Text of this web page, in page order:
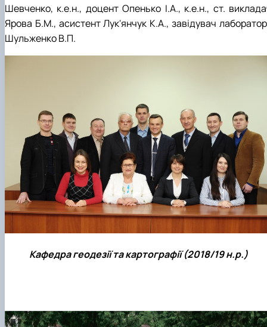
Шевченко, к.е.н., доцент Опенько І.А., к.е.н., ст.
Ярова Б.М., асистент Лук'янчук К.А., завідувач
Шульженко В.П.
Кафедра геодезії та картографії (2018/19 н.р.)